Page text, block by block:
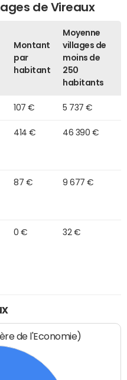
de Vireaux
Montant
par
habitant
Moyenne
villages de
moins de
250
habitants
107 € 5 737 €
414 € 46 390 €
87 € 9 677 €
0 € 32 €
de l'Economie)